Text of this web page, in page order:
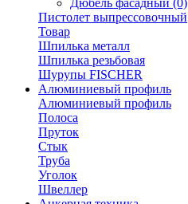
Дюбель фасадный (0)
Пистолет выпрессовочный
Товар
Шпилька металл
Шпилька резьбовая
Шурупы FISCHER
Алюминиевый профиль
Алюминиевый профиль
Полоса
Пруток
Стык
Труба
Уголок
Швеллер